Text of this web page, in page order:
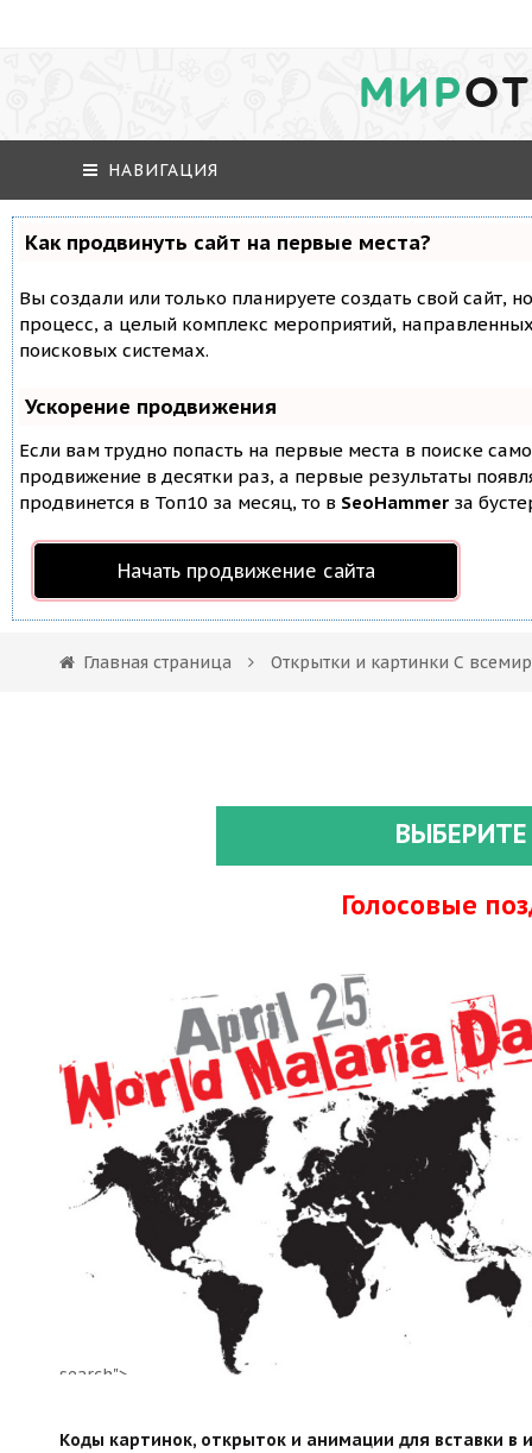
МИР
НАВИГАЦИЯ
Как продвинуть сайт на первые места?
Вы создали или только планируете создать свой сайт,
процесс, а целый комплекс мероприятий,
поисковых системах.
Ускорение продвижения
Если вам трудно попасть на первые места в поиске
продвижение в десятки раз, а первые результаты
продвинется в Топ10 за месяц, то в SeoHammer за
Начать продвижение сайта
Главная страница Открытки и картинки С
Голосовые
search">
Коды картинок, открыток и анимации для вставки в